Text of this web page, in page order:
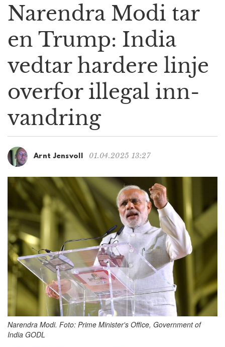
n
a
a
t
o
n
Narendra Modi tar
en Trump: India
vedtar hardere linje
overfor illegal inn­
vandring
Arnt Jensvoll 01.04.2025 13:27
Narendra Modi. Foto: Prime Minister's Office, Government of
India GODL